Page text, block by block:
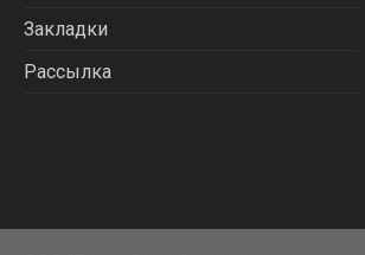
Закладки
Рассылка